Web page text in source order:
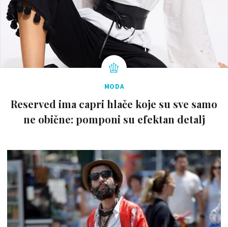
MODA
Reserved ima capri hlače koje su sve samo
ne obične: pomponi su efektan detalj